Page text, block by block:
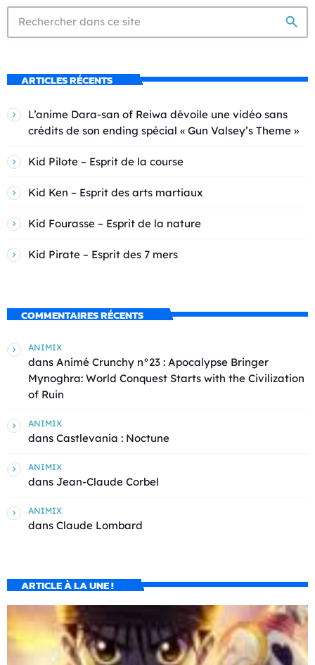
search
ARTICLES RÉCENTS
L’anime Dara-san of Reiwa dévoile une vidéo sans
crédits de son ending spécial « Gun Valsey’s Theme »
Kid Pilote – Esprit de la course
Kid Ken – Esprit des arts martiaux
Kid Fourasse – Esprit de la nature
Kid Pirate – Esprit des 7 mers
COMMENTAIRES RÉCENTS
ANIMIX
dans Animé Crunchy n°23 : Apocalypse Bringer
Mynoghra: World Conquest Starts with the Civilization
of Ruin
ANIMIX
dans Castlevania : Noctune
ANIMIX
dans Jean-Claude Corbel
ANIMIX
dans Claude Lombard
ARTICLE À LA UNE !